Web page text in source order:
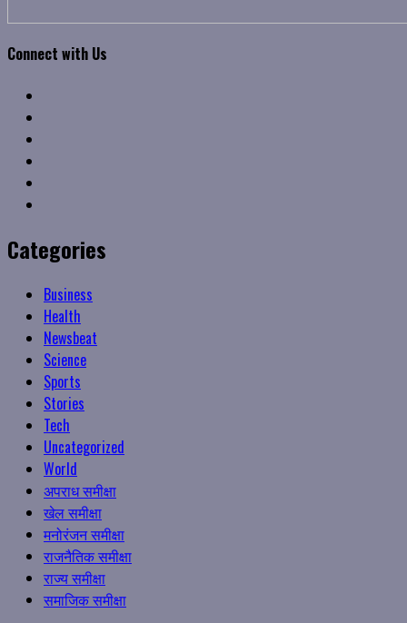
Connect with Us
Categories
Business
Health
Newsbeat
Science
Sports
Stories
Tech
Uncategorized
World
अपराध समीक्षा
खेल समीक्षा
मनोरंजन समीक्षा
राजनैतिक समीक्षा
राज्य समीक्षा
समाजिक समीक्षा